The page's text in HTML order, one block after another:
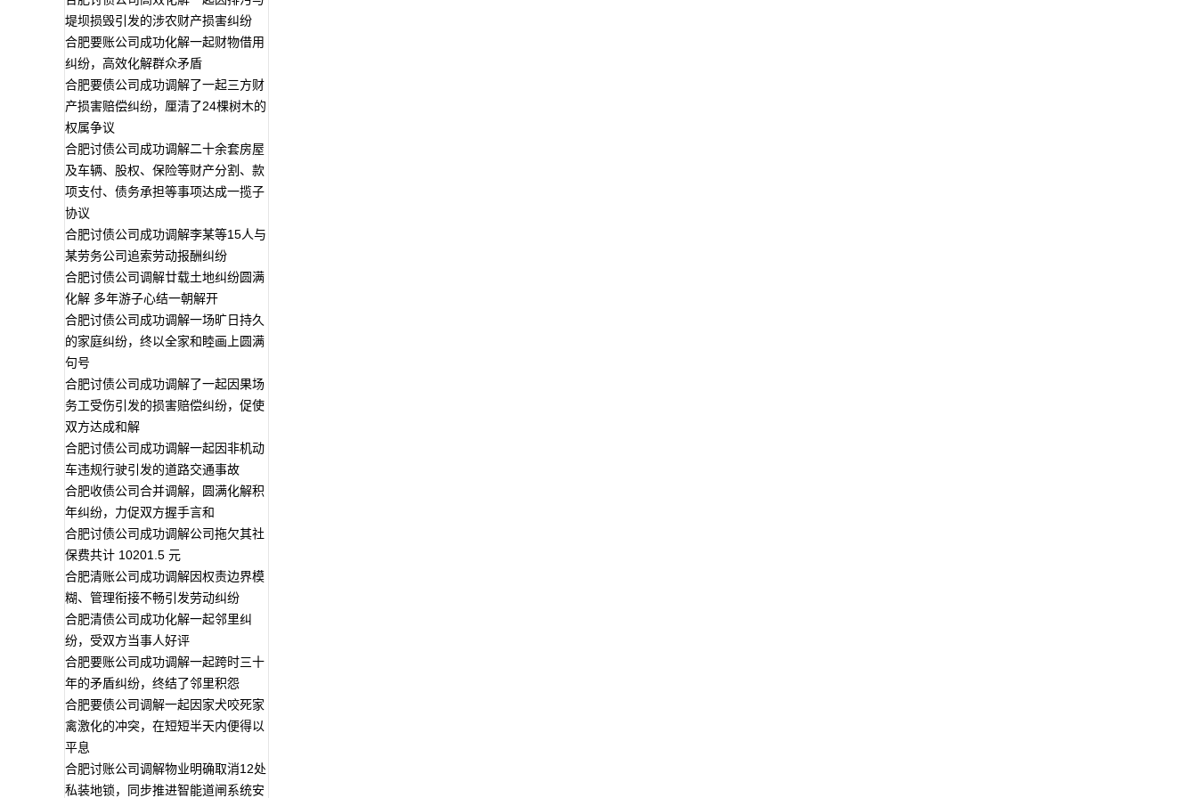
堤坝损毁引发的涉农财产损害纠纷
合肥要账公司成功化解一起财物借用
纠纷，高效化解群众矛盾
合肥要债公司成功调解了一起三方财
产损害赔偿纠纷，厘清了24棵树木的
权属争议
合肥讨债公司成功调解二十余套房屋
及车辆、股权、保险等财产分割、款
项支付、债务承担等事项达成一揽子
协议
合肥讨债公司成功调解李某等15人与
某劳务公司追索劳动报酬纠纷
合肥讨债公司调解廿载土地纠纷圆满
化解 多年游子心结一朝解开
合肥讨债公司成功调解一场旷日持久
的家庭纠纷，终以全家和睦画上圆满
句号
合肥讨债公司成功调解了一起因果场
务工受伤引发的损害赔偿纠纷，促使
双方达成和解
合肥讨债公司成功调解一起因非机动
车违规行驶引发的道路交通事故
合肥收债公司合并调解，圆满化解积
年纠纷，力促双方握手言和
合肥讨债公司成功调解公司拖欠其社
保费共计 10201.5 元
合肥清账公司成功调解因权责边界模
糊、管理衔接不畅引发劳动纠纷
合肥清债公司成功化解一起邻里纠
纷，受双方当事人好评
合肥要账公司成功调解一起跨时三十
年的矛盾纠纷，终结了邻里积怨
合肥要债公司调解一起因家犬咬死家
禽激化的冲突，在短短半天内便得以
平息
合肥讨账公司调解物业明确取消12处
私装地锁，同步推进智能道闸系统安